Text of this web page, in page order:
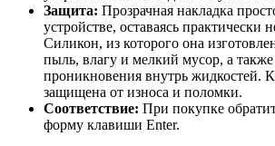
Защита: Прозрачная накладка
устройстве, оставаясь практически
Силикон, из которого она
пыль, влагу и мелкий мусор, а
проникновения внутрь жидкостей.
защищена от износа и поломки.
Соответствие: При покупке
форму клавиши Enter.